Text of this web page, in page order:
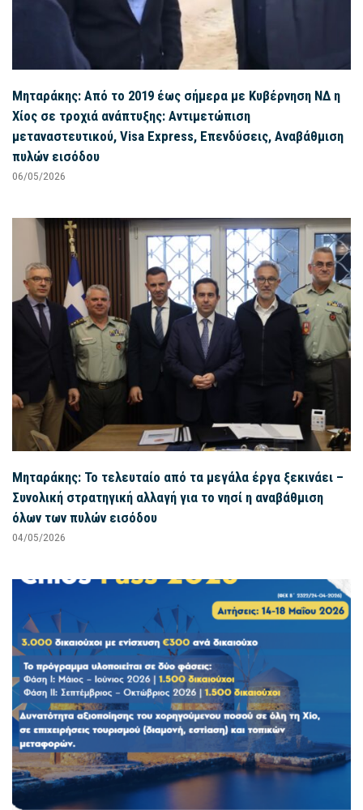
Μηταράκης: Από το 2019 έως σήμερα με Κυβέρνηση ΝΔ η
Χίος σε τροχιά ανάπτυξης: Αντιμετώπιση
μεταναστευτικού, Visa Express, Επενδύσεις, Αναβάθμιση
πυλών εισόδου
06/05/2026
Μηταράκης: Το τελευταίο από τα μεγάλα έργα ξεκινάει –
Συνολική στρατηγική αλλαγή για το νησί η αναβάθμιση
όλων των πυλών εισόδου
04/05/2026